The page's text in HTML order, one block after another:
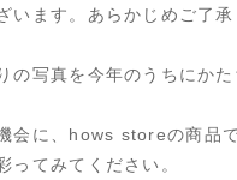
います。あらかじめご了承
の写真を今年のうちにかた
会に、hows storeの商品
ってみてください。